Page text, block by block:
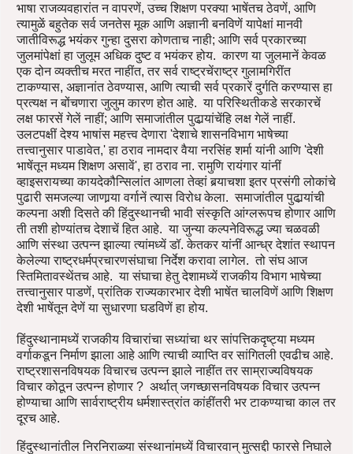
भाषा राजव्यवहारांत न वापरणें, उच्च शिक्षण परक्या भाषेंतच ठेवणें, आणि
त्यामुळें बहुतेक सर्व जनतेस मूक आणि अज्ञानी बनविणें यापेक्षां मानवी
जातीविरूद्ध भयंकर गुन्हा दुसरा कोणताच नाही; आणि सर्व प्रकारच्या
जुलमांपेक्षां हा जुलूम अधिक दुष्ट व भयंकर होय. कारण या जुलमानें केवळ
एक दोन व्यक्तीच मरत नाहींत, तर सर्व राष्ट्रचेंराष्ट्र गुलामगिरींत
टाकण्यास, अज्ञानांत ठेवण्यास, आणि त्याची सर्व प्रकारें दुर्गति करण्यास हा
प्रत्यक्ष न बोंचणारा जुलुम कारण होत आहे. या परिस्थितीकडे सरकारचें
लक्ष फारसें गेलें नाहीं; आणि समाजांतील पुढार्‍यांचेंहि लक्ष गेलें नाहीं.
उलटपक्षीं देश्य भाषांस महत्त्व देणारा 'देशाचे शासनविभाग भाषेच्या
तत्त्वानुसार पाडावेत,' हा ठराव नामदार वैया नरसिंह शर्मा यांनी आणि 'देशी
भाषेंतून मध्यम शिक्षण असावें', हा ठराव ना. रामुणि रायंगार यांनीं
व्हाइसरायच्या कायदेकौन्सिलांत आणला तेव्हां बर्‍याचशा इतर प्रसंगी लोकांचे
पुढारी समजल्या जाणार्‍या वर्गानें त्यास विरोध केला. समाजांतील पुढार्‍यांची
कल्पना अशी दिसते की हिंदुस्थानची भावी संस्कृति आंग्लरूपच होणार आणि
ती तशी होण्यांतच देशाचें हित आहे. या जुन्या कल्पनेविरूद्ध ज्या चळवळी
आणि संस्था उत्पन्न झाल्या त्यांमध्यें डॉ. केतकर यांनीं आन्ध्र देशांत स्थापन
केलेल्या राष्ट्रधर्मप्रचारणसंघाचा निर्देश करावा लागेल. तो संघ आज
स्तिमितावस्थेंतच आहे. या संघाचा हेतु देशामध्यें राजकीय विभाग भाषेच्या
तत्त्वानुसार पाडणें, प्रांतिक राज्यकारभार देशी भाषेंत चालविणें आणि शिक्षण
देशी भाषेंतून देणें या सुधारणा घडविणें हा होय.
हिंदुस्थानामध्यें राजकीय विचारांचा सध्यांचा थर सांपत्तिकदृष्ट्या मध्यम
वर्गाकडून निर्माण झाला आहे आणि त्याची व्याप्ति वर सांगितली एवढीच आहे.
राष्ट्रशासनविषयक विचारच उत्पन्न झाले नाहींत तर साम्राज्यविषयक
विचार कोठून उत्पन्न होणार ? अर्थात् जगच्छासनविषयक विचार उत्पन्न
होण्याचा आणि सार्वराष्ट्रीय धर्मशास्त्रांत कांहींतरी भर टाकण्याचा काल तर
दूरच आहे.
हिंदुस्थानांतील निरनिराळ्या संस्थानांमध्यें विचारवान् मुत्सद्दी फारसे निघाले